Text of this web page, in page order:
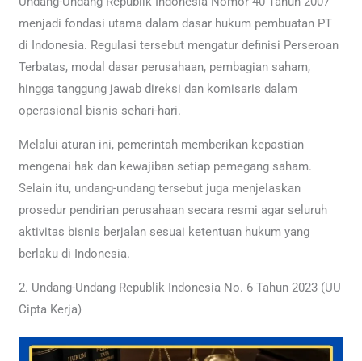
menjadi fondasi utama dalam dasar hukum pembuatan PT
di Indonesia. Regulasi tersebut mengatur definisi Perseroan
Terbatas, modal dasar perusahaan, pembagian saham,
hingga tanggung jawab direksi dan komisaris dalam
operasional bisnis sehari-hari.
Melalui aturan ini, pemerintah memberikan kepastian
mengenai hak dan kewajiban setiap pemegang saham.
Selain itu, undang-undang tersebut juga menjelaskan
prosedur pendirian perusahaan secara resmi agar seluruh
aktivitas bisnis berjalan sesuai ketentuan hukum yang
berlaku di Indonesia.
2. Undang-Undang Republik Indonesia No. 6 Tahun 2023 (UU
Cipta Kerja)